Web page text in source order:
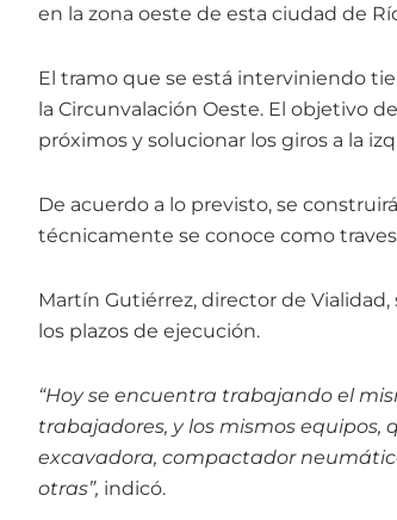
en la zona oeste de esta ciudad de
El tramo que se está interviniendo
la Circunvalación Oeste. El objetivo
próximos y solucionar los giros a la
De acuerdo a lo previsto, se
técnicamente se conoce como
Martín Gutiérrez, director de
los plazos de ejecución.
“Hoy se encuentra trabajando el
trabajadores, y los mismos
excavadora, compactador
otras”, indicó.